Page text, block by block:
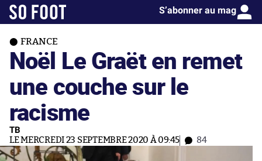
S’abonner au mag
FRANCE
Noël Le Graët en remet
une couche sur le
racisme
TB
LE MERCREDI 23 SEPTEMBRE 2020 À 09:45 84